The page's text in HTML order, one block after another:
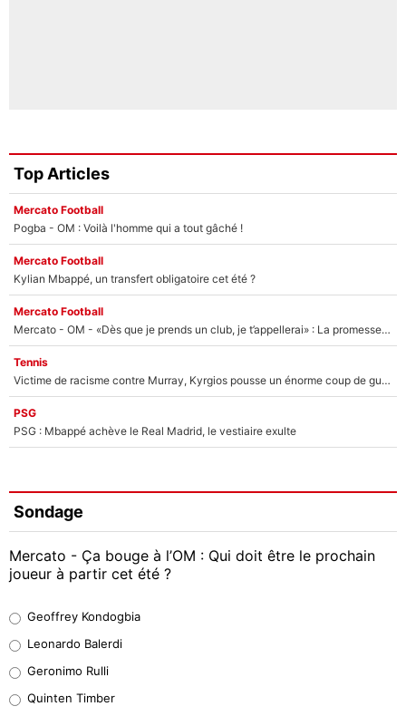
Top Articles
Mercato Football
Pogba - OM : Voilà l'homme qui a tout gâché !
Mercato Football
Kylian Mbappé, un transfert obligatoire cet été ?
Mercato Football
Mercato - OM - «Dès que je prends un club, je t’appellerai» : La promesse de Marcelino au moment de claquer la porte
Tennis
Victime de racisme contre Murray, Kyrgios pousse un énorme coup de gueule !
PSG
PSG : Mbappé achève le Real Madrid, le vestiaire exulte
Sondage
Mercato - Ça bouge à l’OM : Qui doit être le prochain
joueur à partir cet été ?
38%
32%
Geoffrey Kondogbia
Leonardo Balerdi
Geronimo Rulli
Quinten Timber